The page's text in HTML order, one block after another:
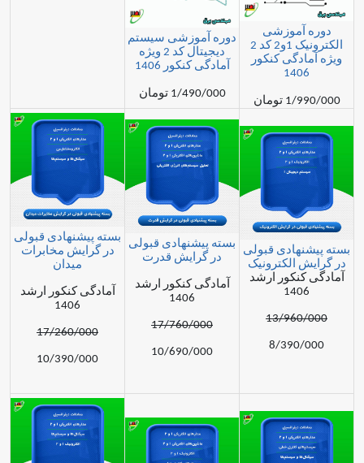
الکترونیک 1و2 کد 2
کنکور
دوره آموزشی سیستم
دیجیتال کد 2 ویژه
آمادگی کنکور 1406
1/490/000 تومان
قبولی
ارشد
بسته پیشنهادی قبولی
در گرایش قدرت
آمادگی کنکور ارشد
17/760/000
10/690/000
بسته پیشنهادی قبولی
در گرایش مخابرات
میدان
آمادگی کنکور ارشد
17/260/000
10/390/000